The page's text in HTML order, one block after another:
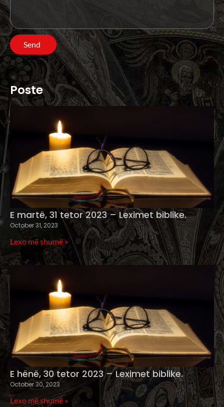
Send
Poste
E martë, 31 tetor 2023 – Leximet biblike.
October 31, 2023
Lexo më shumë »
E hënë, 30 tetor 2023 – Leximet biblike.
October 30, 2023
Lexo më shumë »